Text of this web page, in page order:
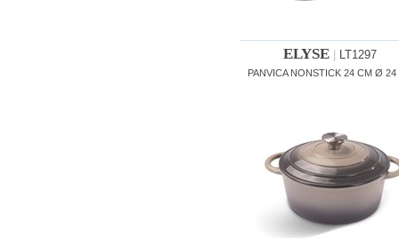
ELYSE| LT1297
PANVICA NONSTICK 24 CM Ø 24